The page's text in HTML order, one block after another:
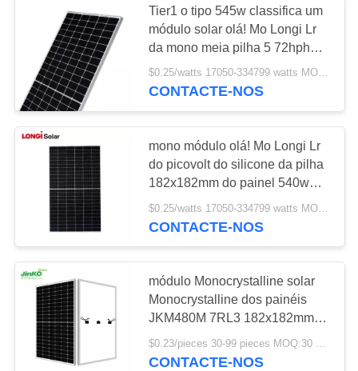
MAPA
SITE
PRIVACY
POLICY
Inversor híbrido das
energias solares
124
bateria solar do íon
do lítio
Tier1 o tipo 545w classifica um
módulo solar olá! Mo Longi Lr
da mono meia pilha 5 72hph
545m
$0.25/watts 17050-334799 watts MOQ:17050 watts
CONTACTE-NOS
mono módulo olá! Mo Longi Lr
do picovolt do silicone da pilha
182x182mm do painel 540w
solar meio 5 72hph 540m
CONTACTE-NOS
módulo Monocrystalline solar
Monocrystalline dos painéis
JKM480M 7RL3 182x182mm
picovolt de 480w Jinko
$0.23/pieces 30-99 pieces MOQ:30 partes
CONTACTE-NOS